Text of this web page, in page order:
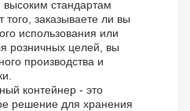
высоким стандартам
того, заказываете ли вы
использования или
розничных целей, вы
производства и
контейнер - это
решение для хранения